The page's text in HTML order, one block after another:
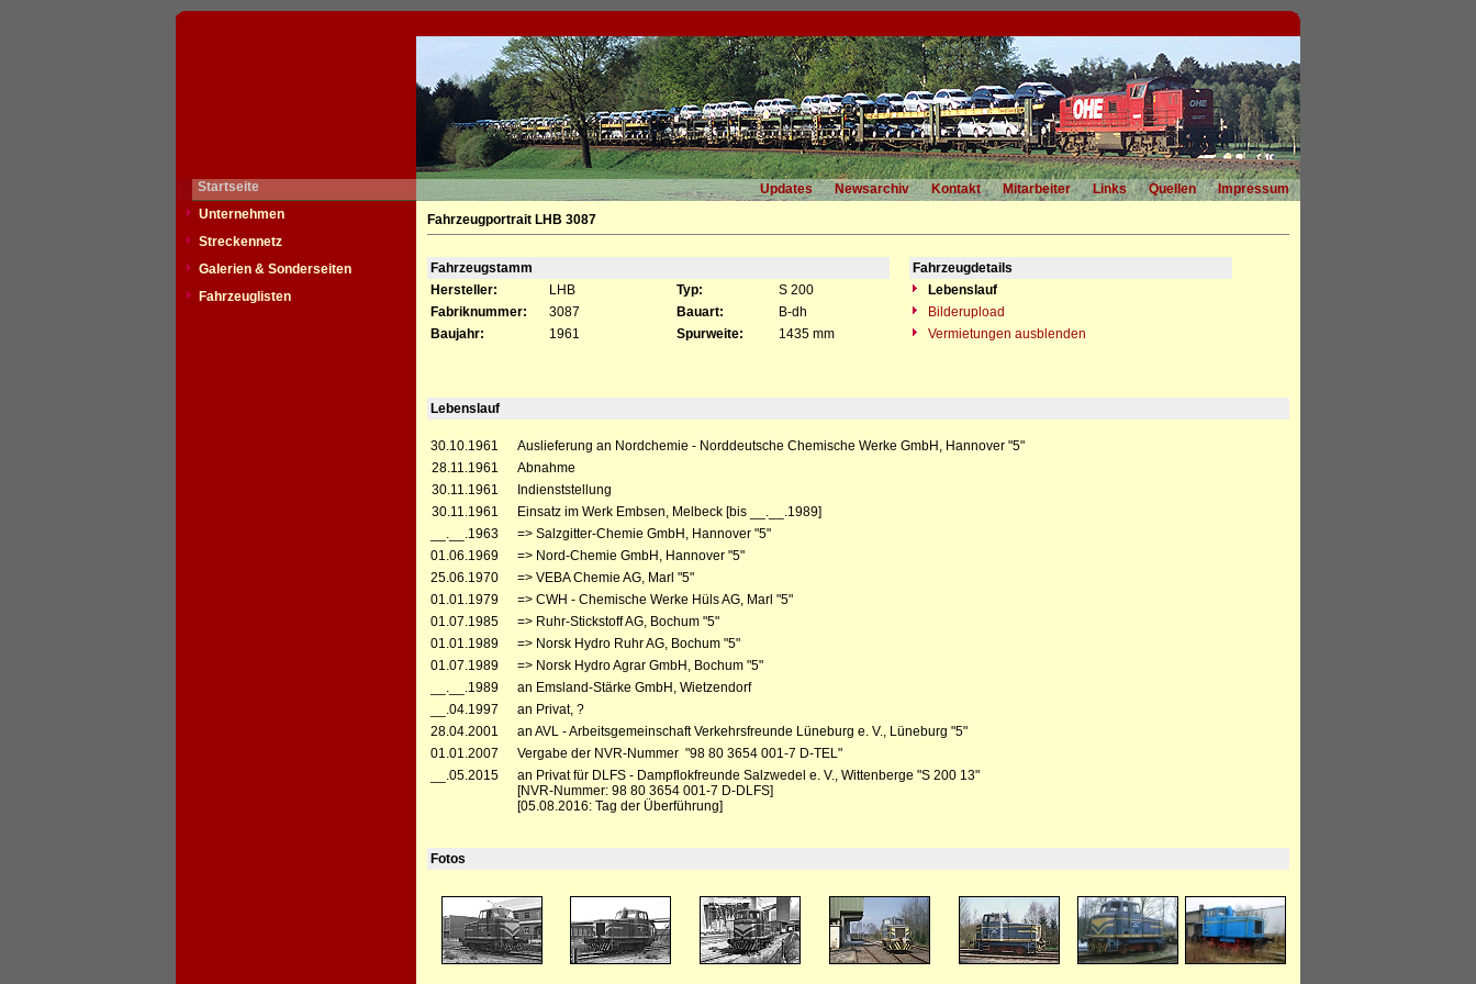
Startseite Updates Newsarchiv Kontakt Mitarbeiter Links Quellen
Impressum
Unternehmen
Streckennetz
Galerien & Sonderseiten
Fahrzeuglisten
Fahrzeugportrait LHB 3087
Fahrzeugstamm
Fahrzeugdetails
Hersteller:
LHB Typ: S 200
Lebenslauf
Fabriknummer:
3087 Bauart: B-dh
Bilderupload
Baujahr:
1961 Spurweite: 1435 mm Vermietungen ausblenden
Lebenslauf
30.10.1961
Auslieferung an Nordchemie - Norddeutsche Chemische Werke GmbH, Hannover "5"
28.11.1961
Abnahme
30.11.1961
Indienststellung
30.11.1961
Einsatz im Werk Embsen, Melbeck [bis __.__.1989]
__.__.1963
=> Salzgitter-Chemie GmbH, Hannover "5"
01.06.1969
=> Nord-Chemie GmbH, Hannover "5"
25.06.1970
=> VEBA Chemie AG, Marl "5"
01.01.1979
=> CWH - Chemische Werke Hüls AG, Marl "5"
01.07.1985
=> Ruhr-Stickstoff AG, Bochum "5"
01.01.1989
=> Norsk Hydro Ruhr AG, Bochum "5"
01.07.1989
=> Norsk Hydro Agrar GmbH, Bochum "5"
__.__.1989
an Emsland-Stärke GmbH, Wietzendorf
__.04.1997
an Privat, ?
28.04.2001
an AVL - Arbeitsgemeinschaft Verkehrsfreunde Lüneburg e. V., Lüneburg "5"
01.01.2007
Vergabe der NVR-Nummer "98 80 3654 001-7 D-TEL"
__.05.2015
an Privat für DLFS - Dampflokfreunde Salzwedel e. V., Wittenberge "S 200 13"
[NVR-Nummer: 98 80 3654 001-7 D-DLFS]
[05.08.2016: Tag der Überführung]
Fotos